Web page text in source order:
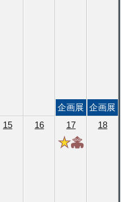
企画展
企画展
15 16 17 18